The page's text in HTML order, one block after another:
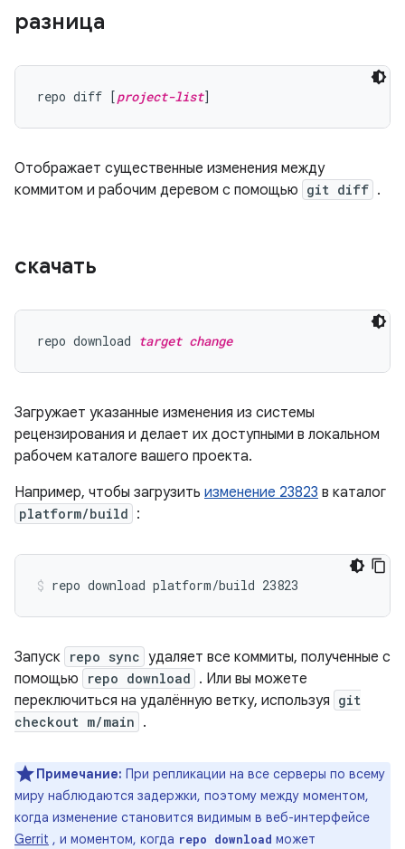
разница
repo diff [project-list
Отображает существенные изменения между
коммитом и рабочим деревом с помощью git diff .
скачать
repo download target change
Загружает указанные изменения из системы
рецензирования и делает их доступными в локальном
рабочем каталоге вашего проекта.
Например, чтобы загрузить изменение 23823 в каталог
platform/build :
Запуск repo sync удаляет все коммиты, полученные с
помощью
repo download . Или вы можете
переключиться на удалённую ветку, используя git
checkout m/main .
Примечание: При репликации на все серверы по всему
миру наблюдаются задержки, поэтому между моментом,
когда изменение становится видимым в веб-интерфейсе
Gerrit , и моментом, когда repo download может